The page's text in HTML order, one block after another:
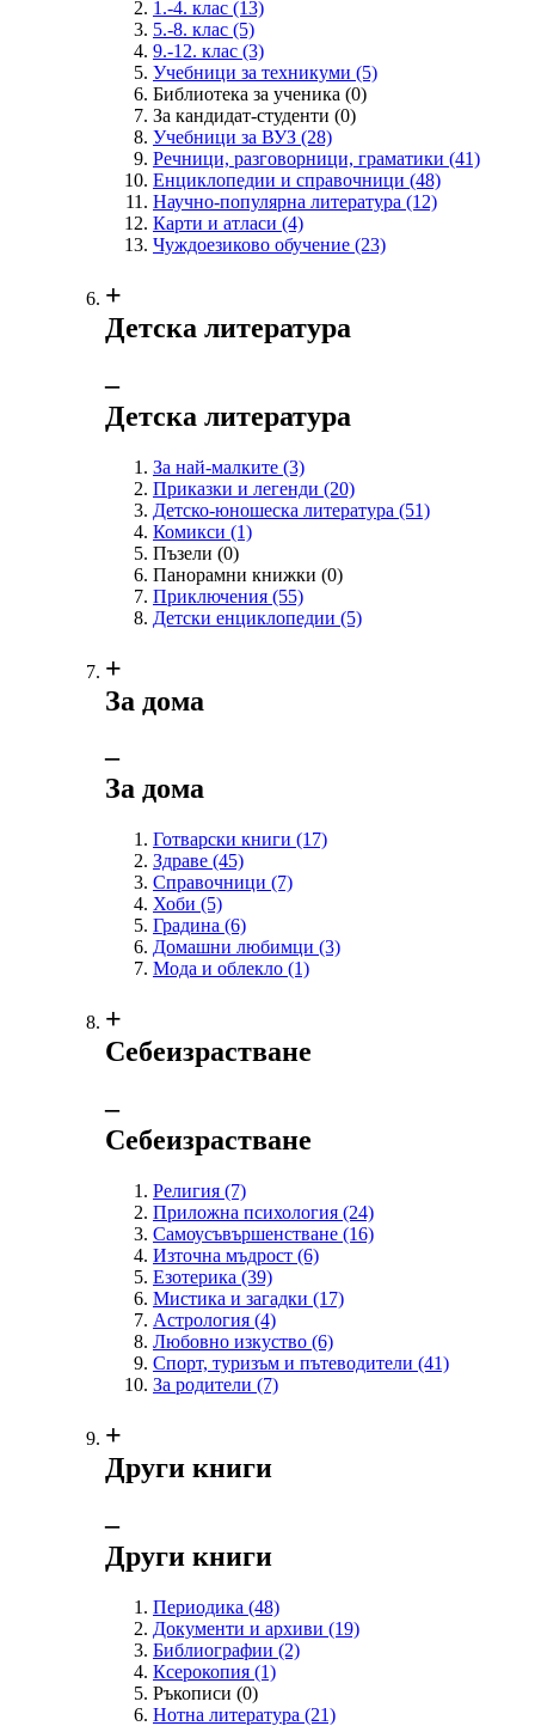
1.-4. клас (13)
5.-8. клас (5)
9.-12. клас (3)
Учебници за техникуми (5)
Библиотека за ученика (0)
За кандидат-студенти (0)
Учебници за ВУЗ (28)
Речници, разговорници, граматики (41)
Енциклопедии и справочници (48)
Научно-популярна литература (12)
Карти и атласи (4)
Чуждоезиково обучение (23)
+
Детска литература
‒
Детска литература
За най-малките (3)
Приказки и легенди (20)
Детско-юношеска литература (51)
Комикси (1)
Пъзели (0)
Панорамни книжки (0)
Приключения (55)
Детски енциклопедии (5)
+
За дома
‒
За дома
Готварски книги (17)
Здраве (45)
Справочници (7)
Хоби (5)
Градина (6)
Домашни любимци (3)
Мода и облекло (1)
+
Себеизрастване
‒
Себеизрастване
Религия (7)
Приложна психология (24)
Самоусъвършенстване (16)
Източна мъдрост (6)
Езотерика (39)
Мистика и загадки (17)
Астрология (4)
Любовно изкуство (6)
Спорт, туризъм и пътеводители (41)
За родители (7)
+
Други книги
‒
Други книги
Периодика (48)
Документи и архиви (19)
Библиографии (2)
Ксерокопия (1)
Ръкописи (0)
Нотна литература (21)